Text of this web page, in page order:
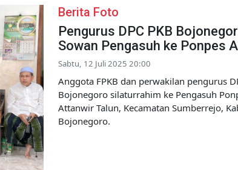
Berita Foto
Pengurus DPC PKB
Sowan Pengasuh ke Ponpes
Sabtu, 12 Juli 2025 20:00
Anggota FPKB dan perwakilan pengurus
Bojonegoro silaturrahim ke Pengasuh
Attanwir Talun, Kecamatan Sumberrejo,
Bojonegoro.